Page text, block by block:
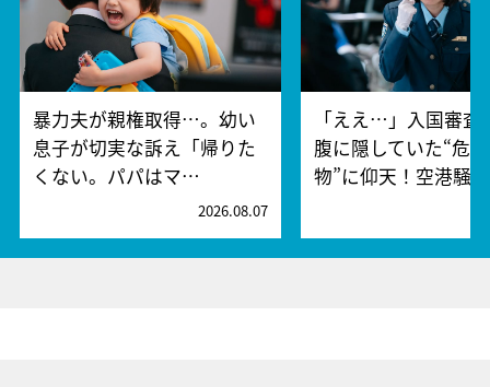
暴力夫が親権取得…。幼い
息子が切実な訴え「帰りた
くない。パパはマ…
2026.08.07
「ええ…」入国審査
腹に隠していた“危
物”に仰天！空港騒